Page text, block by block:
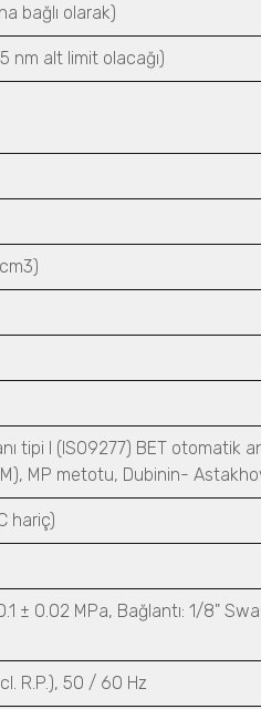
bağlı olarak)
nm alt limit olacağı)
tipi I (ISO9277) BET otomatik
MP metotu, Dubinin-
hariç)
± 0.02 MPa, Bağlantı: 1/8"
R.P.), 50 / 60 Hz